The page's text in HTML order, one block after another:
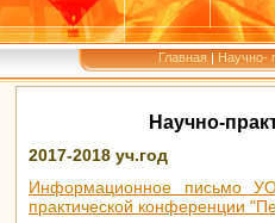
Главная| Научно-
Научно-
2017-2018 уч.год
Информационное письмо
практической конференции